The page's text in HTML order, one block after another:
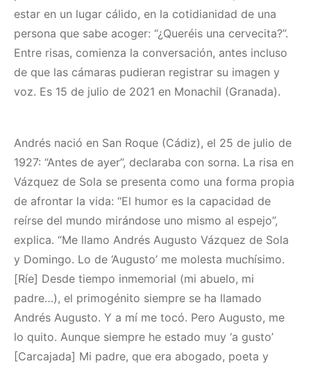
estar en un lugar cálido, en la cotidianidad de una
persona que sabe acoger: “¿Queréis una cervecita?”.
Entre risas, comienza la conversación, antes incluso
de que las cámaras pudieran registrar su imagen y
voz. Es 15 de julio de 2021 en Monachil (Granada).
Andrés nació en San Roque (Cádiz), el 25 de julio de
1927: “Antes de ayer”, declaraba con sorna. La risa en
Vázquez de Sola se presenta como una forma propia
de afrontar la vida: “El humor es la capacidad de
reírse del mundo mirándose uno mismo al espejo”,
explica. “Me llamo Andrés Augusto Vázquez de Sola
y Domingo. Lo de ‘Augusto’ me molesta muchísimo.
[Ríe] Desde tiempo inmemorial (mi abuelo, mi
padre…), el primogénito siempre se ha llamado
Andrés Augusto. Y a mí me tocó. Pero Augusto, me
lo quito. Aunque siempre he estado muy ‘a gusto’
[Carcajada] Mi padre, que era abogado, poeta y